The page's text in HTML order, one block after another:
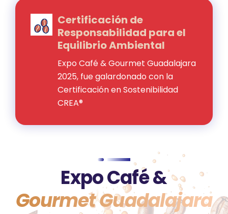
Certificación de
Responsabilidad para el
Equilibrio Ambiental
Expo Café & Gourmet Guadalajara
2025, fue galardonado con la
Certificación en Sostenibilidad
CREA®
Expo Café &
Gourmet Guadalajara